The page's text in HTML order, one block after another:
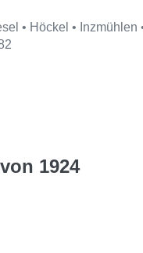
• Höckel • Inzmühlen
1924